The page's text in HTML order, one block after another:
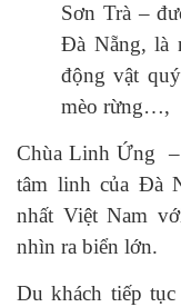
Sơn Trà –
Đà Nẵng, là
động vật
mèo rừng…,
Chùa Linh Ứng –
tâm linh của Đà
nhất Việt Nam
nhìn ra biển lớn.
Du khách tiếp